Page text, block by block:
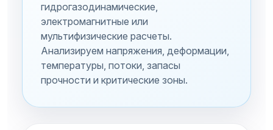
гидрогазодинамические,
электромагнитные или
мультифизические расчеты.
Анализируем напряжения, деформации,
температуры, потоки, запасы
прочности и критические зоны.